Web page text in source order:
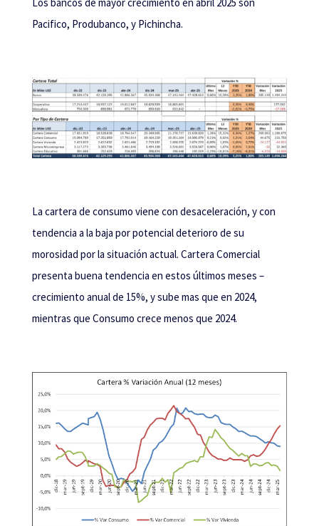
Pacifico, Produbanco, y Pichincha.
La cartera de consumo viene con desaceleración, y con
tendencia a la baja por potencial deterioro de su
morosidad por la situación actual. Cartera Comercial
presenta buena tendencia en estos últimos meses –
crecimiento anual de 15%, y sube mas que en 2024,
mientras que Consumo crece menos que 2024.